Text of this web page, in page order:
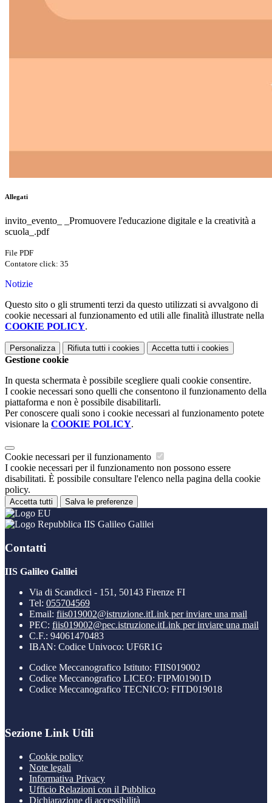
Allegati
invito_evento_ _Promuovere l'educazione digitale e la creatività a
scuola_.pdf
File PDF
Contatore click: 35
Notizie
Questo sito o gli strumenti terzi da questo utilizzati si avvalgono di
cookie necessari al funzionamento ed utili alle finalità illustrate nella
COOKIE POLICY.
Personalizza Rifiuta tutti i cookies Accetta tutti i cookies
Gestione cookie
In questa schermata è possibile scegliere quali cookie consentire.
I cookie necessari sono quelli che consentono il funzionamento della
piattaforma e non è possibile disabilitarli.
Per conoscere quali sono i cookie necessari al funzionamento potete
visionare la COOKIE POLICY.
Cookie necessari per il funzionamento
I cookie necessari per il funzionamento non possono essere
disabilitati. È possibile consultare l'elenco nella pagina della cookie
policy.
Accetta tutti Salva le preferenze
IIS Galileo Galilei
Contatti
IIS Galileo Galilei
Via di Scandicci - 151, 50143 Firenze FI
Tel: 055704569
Email: fiis019002@istruzione.itLink per inviare una mail
PEC: fiis019002@pec.istruzione.itLink per inviare una mail
C.F.: 94061470483
IBAN: Codice Univoco: UF6R1G
Codice Meccanografico Istituto: FIIS019002
Codice Meccanografico LICEO: FIPM01901D
Codice Meccanografico TECNICO: FITD019018
Sezione Link Utili
Cookie policy
Note legali
Informativa Privacy
Ufficio Relazioni con il Pubblico
Dichiarazione di accessibilità